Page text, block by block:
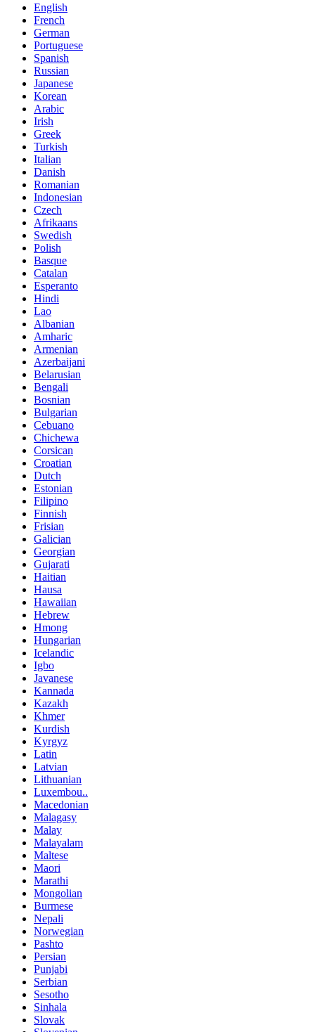
English
French
German
Portuguese
Spanish
Russian
Japanese
Korean
Arabic
Irish
Greek
Turkish
Italian
Danish
Romanian
Indonesian
Czech
Afrikaans
Swedish
Polish
Basque
Catalan
Esperanto
Hindi
Lao
Albanian
Amharic
Armenian
Azerbaijani
Belarusian
Bengali
Bosnian
Bulgarian
Cebuano
Chichewa
Corsican
Croatian
Dutch
Estonian
Filipino
Finnish
Frisian
Galician
Georgian
Gujarati
Haitian
Hausa
Hawaiian
Hebrew
Hmong
Hungarian
Icelandic
Igbo
Javanese
Kannada
Kazakh
Khmer
Kurdish
Kyrgyz
Latin
Latvian
Lithuanian
Luxembou..
Macedonian
Malagasy
Malay
Malayalam
Maltese
Maori
Marathi
Mongolian
Burmese
Nepali
Norwegian
Pashto
Persian
Punjabi
Serbian
Sesotho
Sinhala
Slovak